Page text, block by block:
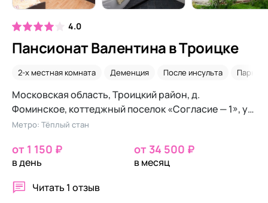
4.0
Пансионат Валентина в Троицке
2-х местная комната Деменция После инсульта
Московская область, Троицкий район, д.
Фоминское, коттеджный поселок «Согласие — 1», ул.
Полевая, д.16
Метро: Тёплый стан
от 1 150 ₽
в день
от 34 500 ₽
в месяц
Читать 1 отзыв